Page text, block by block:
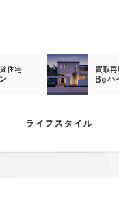
住宅 買取
Beハ
ライフスタイル